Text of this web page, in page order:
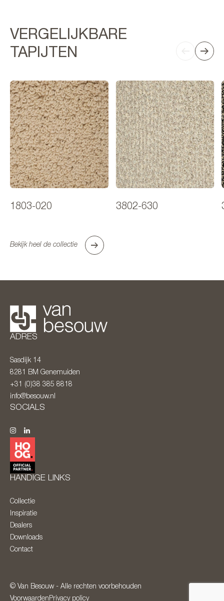
VERGELIJKBARE
TAPIJTEN
1803-020 3802-630
Bekijk heel de collectie
ADRES
Sasdijk 14
8281 BM Genemuiden
+31 (0)38 385 8818
info@besouw.nl
SOCIALS
HANDIGE LINKS
Collectie
Inspiratie
Dealers
Downloads
Contact
© Van Besouw - Alle rechten voorbehouden
Voorwaarden Privacy policy